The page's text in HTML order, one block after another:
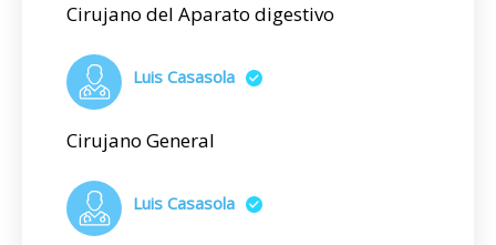
Cirujano del Aparato digestivo
Luis Casasola
Cirujano General
Luis Casasola